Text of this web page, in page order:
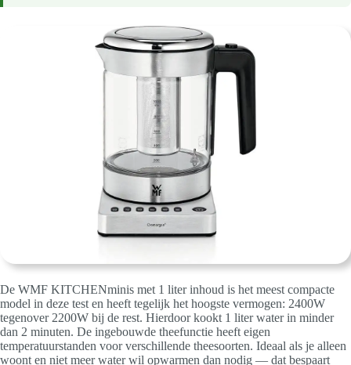
De WMF KITCHENminis met 1 liter inhoud is het meest compacte
model in deze test en heeft tegelijk het hoogste vermogen: 2400W
tegenover 2200W bij de rest. Hierdoor kookt 1 liter water in minder
dan 2 minuten. De ingebouwde theefunctie heeft eigen
temperatuurstanden voor verschillende theesoorten. Ideaal als je alleen
woont en niet meer water wil opwarmen dan nodig — dat bespaart